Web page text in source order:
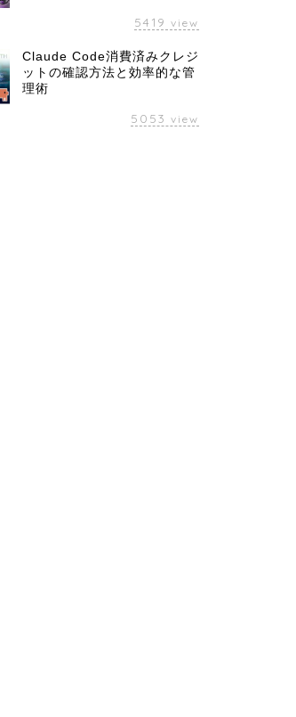
5419 view
Claude Code消費済みクレジ
ットの確認方法と効率的な管
理術
5053 view